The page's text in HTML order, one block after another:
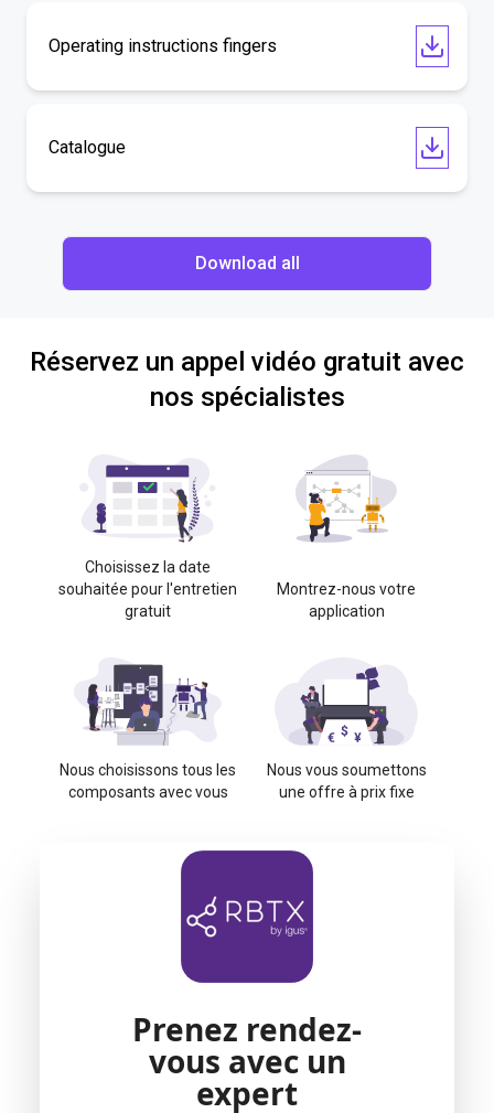
Operating instructions fingers
Catalogue
Download all
Réservez un appel vidéo gratuit avec
nos spécialistes
Choisissez la date
souhaitée pour l'entretien
gratuit
Montrez-nous votre
application
Nous choisissons tous les
composants avec vous
Nous vous soumettons
une offre à prix fixe